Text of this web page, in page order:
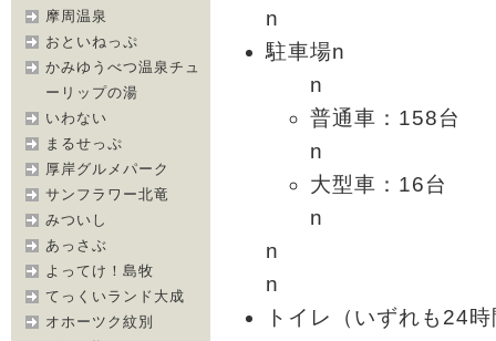
摩周温泉
おといねっぷ
かみゆうべつ温泉チュ
ーリップの湯
いわない
まるせっぷ
厚岸グルメパーク
サンフラワー北竜
みついし
あっさぶ
よってけ！島牧
てっくいランド大成
オホーツク紋別
n
駐車場n
n
普通車：158台
n
大型車：16台
n
n
n
トイレ（いずれも24